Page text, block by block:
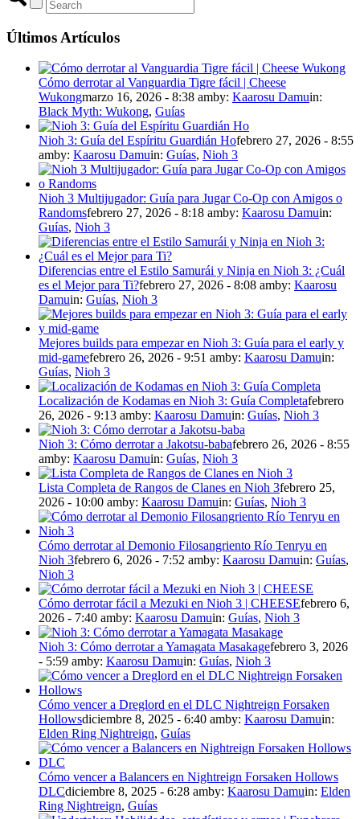
Últimos Artículos
Cómo derrotar al Vanguardia Tigre fácil | Cheese
Wukongmarzo 16, 2026 - 8:38 amby: Kaarosu Damuin:
Black Myth: Wukong, Guías
Nioh 3: Guía del Espíritu Guardián Hofebrero 27, 2026 - 8:55
amby: Kaarosu Damuin: Guías, Nioh 3
Nioh 3 Multijugador: Guía para Jugar Co-Op con Amigos o
Randomsfebrero 27, 2026 - 8:18 amby: Kaarosu Damuin:
Guías, Nioh 3
Diferencias entre el Estilo Samurái y Ninja en Nioh 3: ¿Cuál
es el Mejor para Ti?febrero 27, 2026 - 8:08 amby: Kaarosu
Damuin: Guías, Nioh 3
Mejores builds para empezar en Nioh 3: Guía para el early y
mid-gamefebrero 26, 2026 - 9:51 amby: Kaarosu Damuin:
Guías, Nioh 3
Localización de Kodamas en Nioh 3: Guía Completafebrero
26, 2026 - 9:13 amby: Kaarosu Damuin: Guías, Nioh 3
Nioh 3: Cómo derrotar a Jakotsu-babafebrero 26, 2026 - 8:55
amby: Kaarosu Damuin: Guías, Nioh 3
Lista Completa de Rangos de Clanes en Nioh 3febrero 25,
2026 - 10:00 amby: Kaarosu Damuin: Guías, Nioh 3
Cómo derrotar al Demonio Filosangriento Río Tenryu en
Nioh 3febrero 6, 2026 - 7:52 amby: Kaarosu Damuin: Guías,
Nioh 3
Cómo derrotar fácil a Mezuki en Nioh 3 | CHEESEfebrero 6,
2026 - 7:40 amby: Kaarosu Damuin: Guías, Nioh 3
Nioh 3: Cómo derrotar a Yamagata Masakagefebrero 3, 2026
- 5:59 amby: Kaarosu Damuin: Guías, Nioh 3
Cómo vencer a Dreglord en el DLC Nightreign Forsaken
Hollowsdiciembre 8, 2025 - 6:40 amby: Kaarosu Damuin:
Elden Ring Nightreign, Guías
Cómo vencer a Balancers en Nightreign Forsaken Hollows
DLCdiciembre 8, 2025 - 6:28 amby: Kaarosu Damuin: Elden
Ring Nightreign, Guías